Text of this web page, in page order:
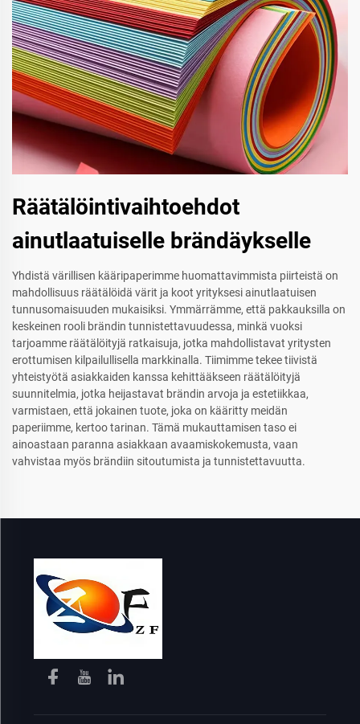
Räätälöintivaihtoehdot
ainutlaatuiselle brändäykselle
Yhdistä värillisen kääripaperimme huomattavimmista piirteistä on
mahdollisuus räätälöidä värit ja koot yrityksesi ainutlaatuisen
tunnusomaisuuden mukaisiksi. Ymmärrämme, että pakkauksilla on
keskeinen rooli brändin tunnistettavuudessa, minkä vuoksi
tarjoamme räätälöityjä ratkaisuja, jotka mahdollistavat yritysten
erottumisen kilpailullisella markkinalla. Tiimimme tekee tiivistä
yhteistyötä asiakkaiden kanssa kehittääkseen räätälöityjä
suunnitelmia, jotka heijastavat brändin arvoja ja estetiikkaa,
varmistaen, että jokainen tuote, joka on kääritty meidän
paperiimme, kertoo tarinan. Tämä mukauttamisen taso ei
ainoastaan paranna asiakkaan avaamiskokemusta, vaan
vahvistaa myös brändiin sitoutumista ja tunnistettavuutta.